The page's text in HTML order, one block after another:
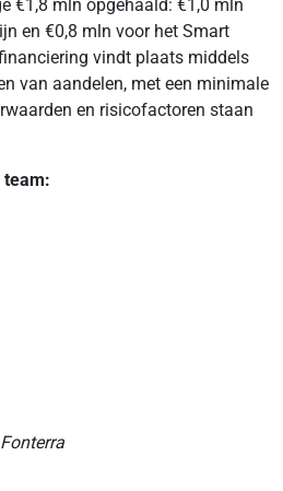
€1,8 mln opgehaald: €1,0 mln
en €0,8 mln voor het Smart
vindt plaats middels
van aandelen, met een minimale
en risicofactoren staan